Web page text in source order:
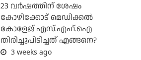
23 വർഷത്തിന് ശേഷം
കോഴിക്കോട് മെഡിക്കൽ
കോളേജ് എസ്.എഫ്.ഐ
തിരിച്ചുപിടിച്ചത് എങ്ങനെ?
3 weeks ago